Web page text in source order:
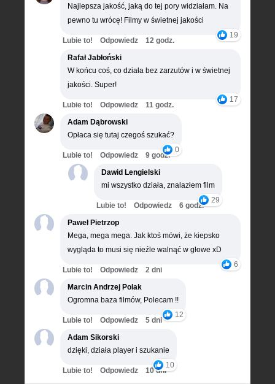
Najlepsza jakość, jaką do tej pory widziałam. Na
pewno tu wrócę! Filmy w świetnej jakości
19
Lubie to! Odpowiedz
12 godz.
Rafał Jabłoński
W końcu coś, co działa bez zarzutów i w świetnej
jakości. Super!
17
Lubie to! Odpowiedz
11 godz.
Adam Dąbrowski
Opłaca się tutaj czegoś szukać?
0
Lubie to! Odpowiedz
9 godz.
Dawid Lengielski
mi wszystko działa, znalazłem film
29
Lubie to! Odpowiedz
6 godz.
Paweł Pietrzop
Mega, mega mega. Jak ktoś mówi, że kiepsko
wygląda to musi się nieźle walnąć w głowe xD
6
Lubie to! Odpowiedz
2 dni
Marcin Andrzej Polak
Ogromna baza filmów, Polecam !!
12
Lubie to! Odpowiedz
5 dni
Adam Sikorski
dzięki, działa player i szukanie
10
Lubie to! Odpowiedz 10 dni